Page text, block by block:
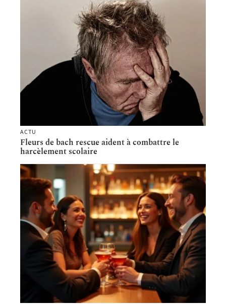
ACTU
Fleurs de bach rescue aident à combattre le
harcèlement scolaire